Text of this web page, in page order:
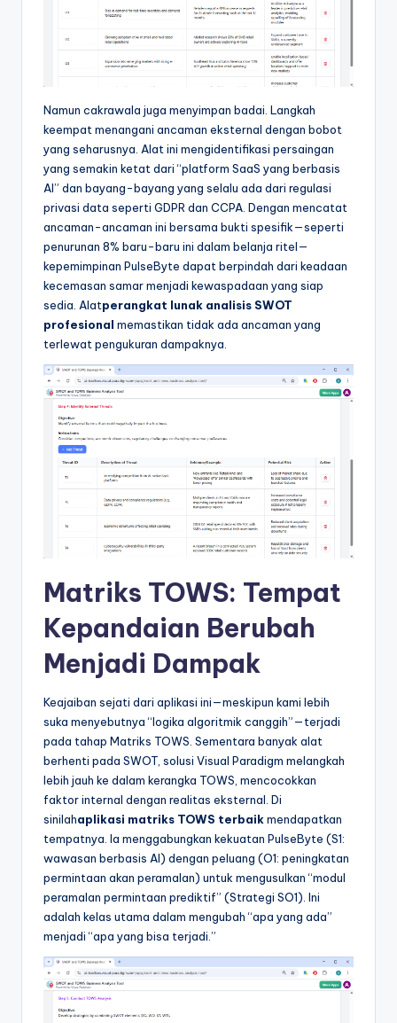
Namun cakrawala juga menyimpan badai. Langkah
keempat menangani ancaman eksternal dengan bobot
yang seharusnya. Alat ini mengidentifikasi persaingan
yang semakin ketat dari “platform SaaS yang berbasis
AI” dan bayang-bayang yang selalu ada dari regulasi
privasi data seperti GDPR dan CCPA. Dengan mencatat
ancaman-ancaman ini bersama bukti spesifik—seperti
penurunan 8% baru-baru ini dalam belanja ritel—
kepemimpinan PulseByte dapat berpindah dari keadaan
kecemasan samar menjadi kewaspadaan yang siap
sedia. Alatperangkat lunak analisis SWOT
profesional memastikan tidak ada ancaman yang
terlewat pengukuran dampaknya.
Matriks TOWS: Tempat
Kepandaian Berubah
Menjadi Dampak
Keajaiban sejati dari aplikasi ini—meskipun kami lebih
suka menyebutnya “logika algoritmik canggih”—terjadi
pada tahap Matriks TOWS. Sementara banyak alat
berhenti pada SWOT, solusi Visual Paradigm melangkah
lebih jauh ke dalam kerangka TOWS, mencocokkan
faktor internal dengan realitas eksternal. Di
sinilahaplikasi matriks TOWS terbaikmendapatkan
tempatnya. Ia menggabungkan kekuatan PulseByte (S1:
wawasan berbasis AI) dengan peluang (O1: peningkatan
permintaan akan peramalan) untuk mengusulkan “modul
peramalan permintaan prediktif” (Strategi SO1). Ini
adalah kelas utama dalam mengubah “apa yang ada”
menjadi “apa yang bisa terjadi.”